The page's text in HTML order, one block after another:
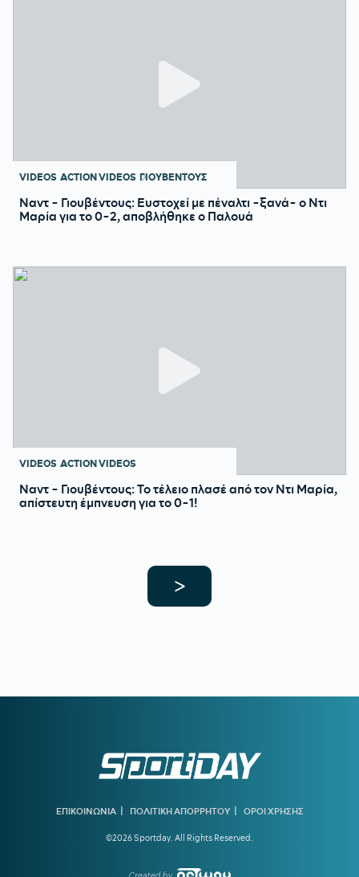
VIDEOS ACTION VIDEOS ΓΙΟΥΒΕΝΤΟΥΣ
Ναντ - Γιουβέντους: Ευστοχεί με πέναλτι -ξανά- ο Ντι
Μαρία για το 0-2, αποβλήθηκε ο Παλουά
VIDEOS ACTION VIDEOS
Ναντ - Γιουβέντους: Το τέλειο πλασέ από τον Ντι Μαρία,
απίστευτη έμπνευση για το 0-1!
>
ΕΠΙΚΟΙΝΩΝΙΑ | ΠΟΛΙΤΙΚΗ ΑΠΟΡΡΗΤΟΥ | ΟΡΟΙ ΧΡΗΣΗΣ
©2026 Sportday. All Rights Reserved.